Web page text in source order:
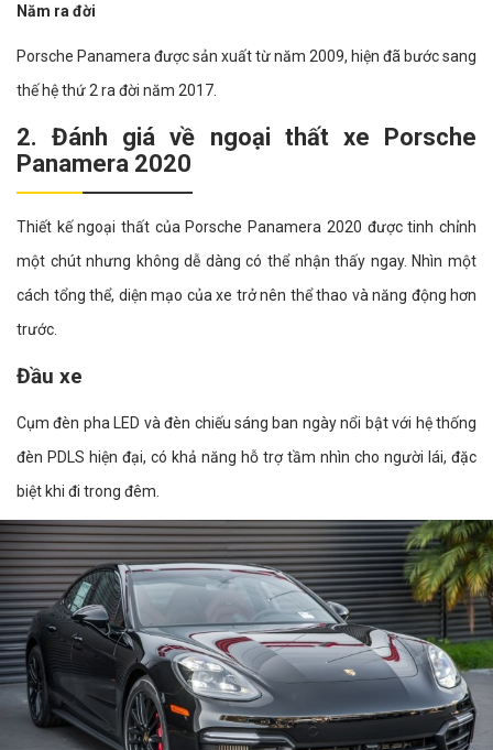
Năm ra đời
Porsche Panamera được sản xuất từ năm 2009, hiện đã bước sang
thế hệ thứ 2 ra đời năm 2017.
2. Đánh giá về ngoại thất xe Porsche
Panamera 2020
Thiết kế ngoại thất của Porsche Panamera 2020 được tinh chỉnh
một chút nhưng không dễ dàng có thể nhận thấy ngay. Nhìn một
cách tổng thể, diện mạo của xe trở nên thể thao và năng động hơn
trước.
Đầu xe
Cụm đèn pha LED và đèn chiếu sáng ban ngày nổi bật với hệ thống
đèn PDLS hiện đại, có khả năng hỗ trợ tầm nhìn cho người lái, đặc
biệt khi đi trong đêm.